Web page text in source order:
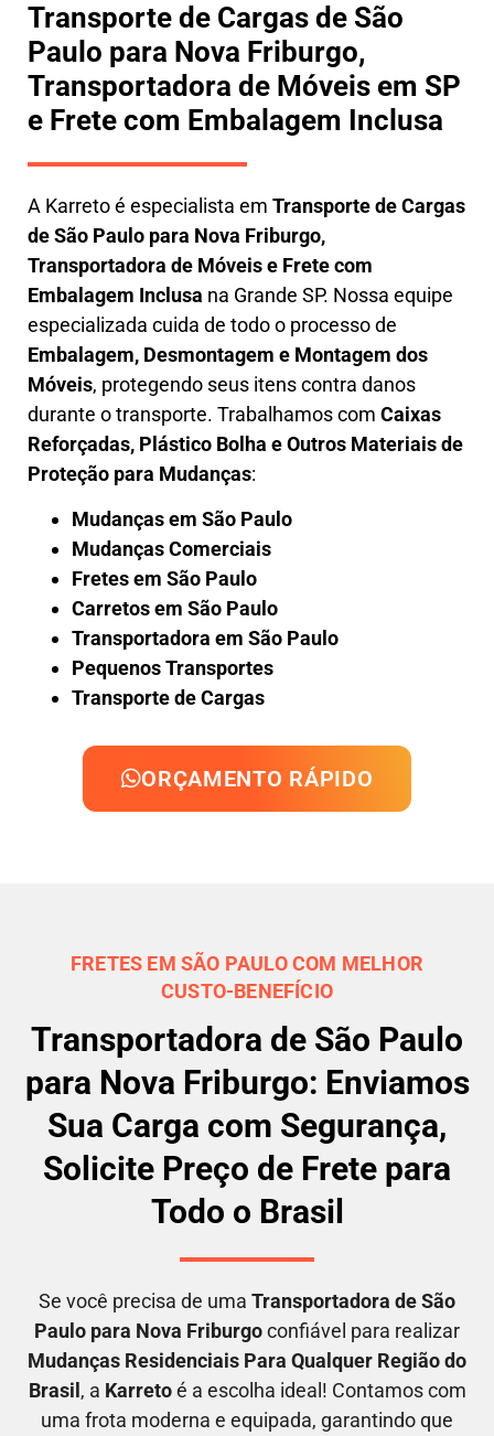
Transporte de Cargas de São
Paulo para Nova Friburgo,
Transportadora de Móveis em SP
e Frete com Embalagem Inclusa
A Karretoé especialista em Transporte de Cargas
de São Paulo para Nova Friburgo,
Transportadora de Móveis e Frete com
Embalagem Inclusa na Grande SP. Nossa equipe
especializada cuida de todo o processo de
Embalagem, Desmontagem e Montagem dos
Móveis, protegendo seus itens contra danos
durante o transporte. Trabalhamos com Caixas
Reforçadas, Plástico Bolha e Outros Materiais de
Proteção para Mudanças:
Mudanças em São Paulo
Mudanças Comerciais
Fretes em São Paulo
Carretos em São Paulo
Transportadora em São Paulo
Pequenos Transportes
Transporte de Cargas
ORÇAMENTO RÁPIDO
FRETES EM SÃO PAULO COM MELHOR
CUSTO-BENEFÍCIO
Transportadora de São Paulo
para Nova Friburgo: Enviamos
Sua Carga com Segurança,
Solicite Preço de Frete para
Todo o Brasil
Se você precisa de uma Transportadora de São
Paulo para Nova Friburgoconfiável para realizar
Mudanças Residenciais Para Qualquer Região do
Brasil , a Karretoé a escolha ideal! Contamos com
uma frota moderna e equipada, garantindo que